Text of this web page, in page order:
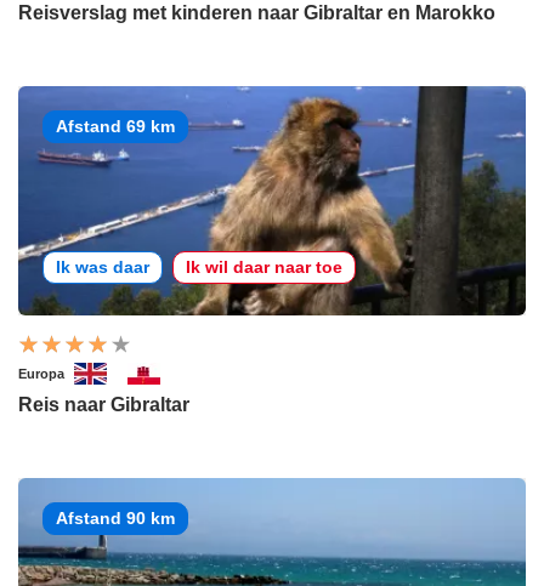
Reisverslag met kinderen naar Gibraltar en Marokko
Afstand 69 km
Ik was daar Ik wil daar naar toe
Europa
Reis naar Gibraltar
Afstand 90 km